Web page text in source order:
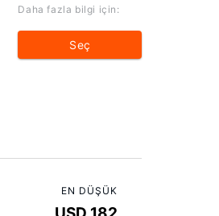
Daha fazla bilgi için:
Seç
EN DÜŞÜK